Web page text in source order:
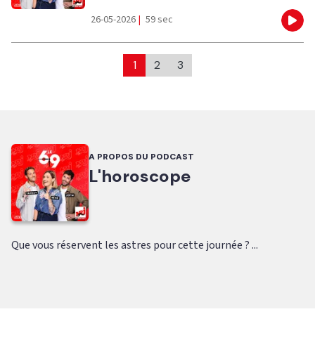
26-05-2026 | 59 sec
1 2 3
A PROPOS DU PODCAST
L'horoscope
Que vous réservent les astres pour cette journée ? ...